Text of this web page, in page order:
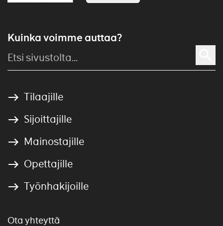
Kuinka voimme auttaa?
Tilaajille
Sijoittajille
Mainostajille
Opettajille
Työnhakijoille
Ota yhteyttä